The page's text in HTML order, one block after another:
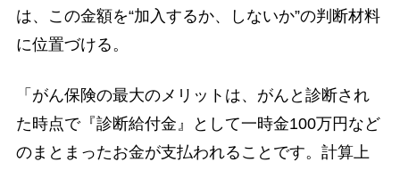
は、この金額を“加入するか、しないか”の判断材料
に位置づける。
「がん保険の最大のメリットは、がんと診断され
た時点で『診断給付金』として一時金100万円など
のまとまったお金が支払われることです。計算上